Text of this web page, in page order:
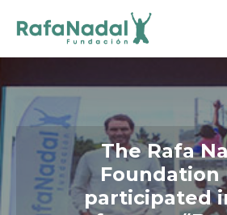
The Rafa
Foundation
participated